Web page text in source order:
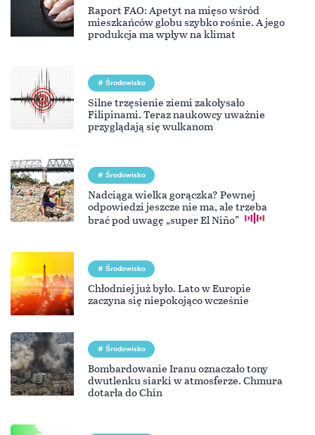
Raport FAO: Apetyt na mięso wśród
mieszkańców globu szybko rośnie. A jego
produkcja ma wpływ na klimat
Środowisko
Silne trzęsienie ziemi zakołysało
Filipinami. Teraz naukowcy uważnie
przyglądają się wulkanom
Środowisko
Nadciąga wielka gorączka? Pewnej
odpowiedzi jeszcze nie ma, ale trzeba
brać pod uwagę „super El Niño”
Środowisko
Chłodniej już było. Lato w Europie
zaczyna się niepokojąco wcześnie
Środowisko
Bombardowanie Iranu oznaczało tony
dwutlenku siarki w atmosferze. Chmura
dotarła do Chin